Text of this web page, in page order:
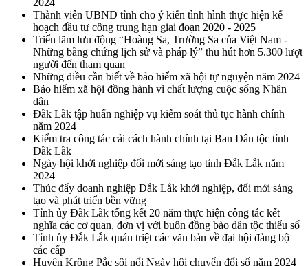
2024
Thành viên UBND tỉnh cho ý kiến tình hình thực hiện kế
hoạch đầu tư công trung hạn giai đoạn 2020 - 2025
Triển lãm lưu động “Hoàng Sa, Trường Sa của Việt Nam -
Những bằng chứng lịch sử và pháp lý” thu hút hơn 5.300 lượt
người đến tham quan
Những điều cần biết về bảo hiểm xã hội tự nguyện năm 2024
Bảo hiểm xã hội đồng hành vì chất lượng cuộc sống Nhân
dân
Đắk Lắk tập huấn nghiệp vụ kiểm soát thủ tục hành chính
năm 2024
Kiểm tra công tác cải cách hành chính tại Ban Dân tộc tỉnh
Đắk Lắk
Ngày hội khởi nghiệp đổi mới sáng tạo tỉnh Đắk Lắk năm
2024
Thúc đẩy doanh nghiệp Đắk Lắk khởi nghiệp, đổi mới sáng
tạo và phát triển bền vững
Tỉnh ủy Đắk Lắk tổng kết 20 năm thực hiện công tác kết
nghĩa các cơ quan, đơn vị với buôn đồng bào dân tộc thiểu số
Tỉnh ủy Đắk Lắk quán triệt các văn bản về đại hội đảng bộ
các cấp
Huyện Krông Pắc sôi nổi Ngày hội chuyển đổi số năm 2024